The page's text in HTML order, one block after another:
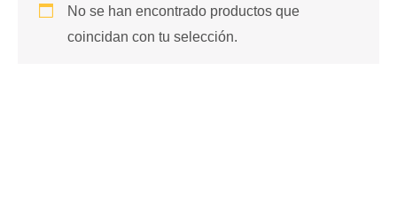
No se han encontrado productos que
coincidan con tu selección.